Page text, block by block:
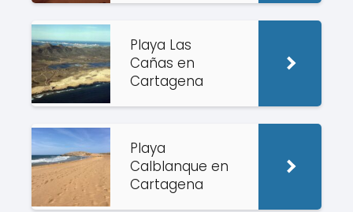
Playa Las
Cañas en
Cartagena
Playa
Calblanque en
Cartagena